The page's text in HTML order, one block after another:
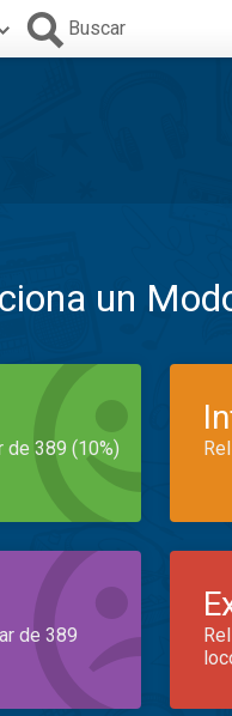
Buscar
un
de 389 (10%)
de 389